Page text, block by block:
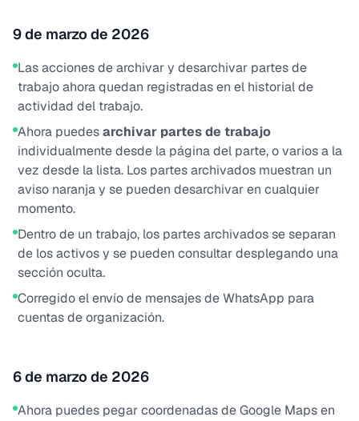
9 de marzo de 2026
Las acciones de archivar y desarchivar partes de
trabajo ahora quedan registradas en el historial de
actividad del trabajo.
Ahora puedesarchivar partes de trabajo
individualmente desde la página del parte, o varios a la
vez desde la lista. Los partes archivados muestran un
aviso naranja y se pueden desarchivar en cualquier
momento.
Dentro de un trabajo, los partes archivados se separan
de los activos y se pueden consultar desplegando una
sección oculta.
Corregido el envío de mensajes de WhatsApp para
cuentas de organización.
6 de marzo de 2026
Ahora puedes pegar coordenadas de Google Maps en